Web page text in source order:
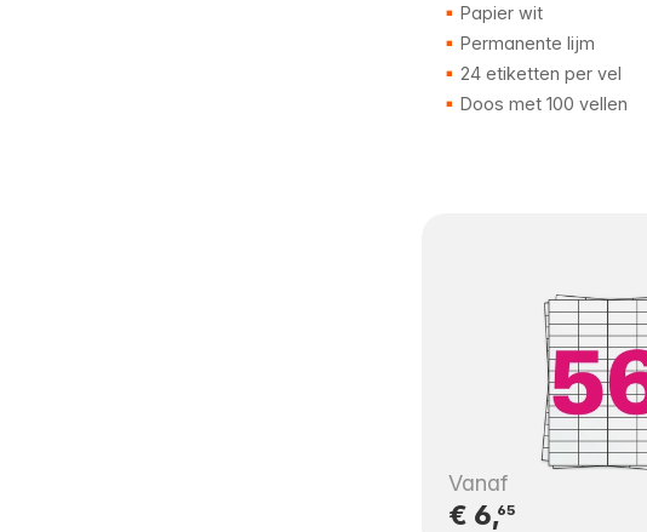
Papier wit
Permanente lijm
24 etiketten per vel
Doos met 100 vellen
Vanaf
€ 6,65